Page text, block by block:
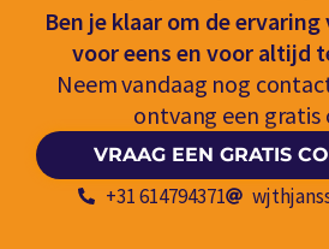
Ben je klaar om de
voor eens en voor altijd
Neem vandaag nog
ontvang een gratis
VRAAG EEN GRATIS
+31 614794371